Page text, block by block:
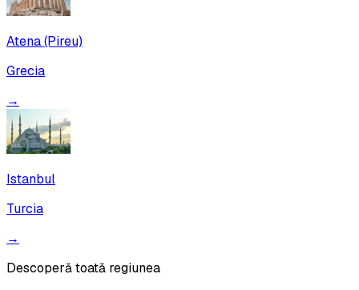
Atena (Pireu)
Grecia
→
Istanbul
Turcia
→
Descoperă toată regiunea